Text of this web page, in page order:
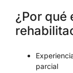
¿Por qué
parcial